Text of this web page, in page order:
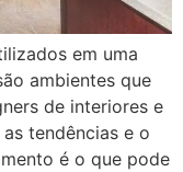
em uma
ambientes que
de interiores e
tendências e o
é o que pode